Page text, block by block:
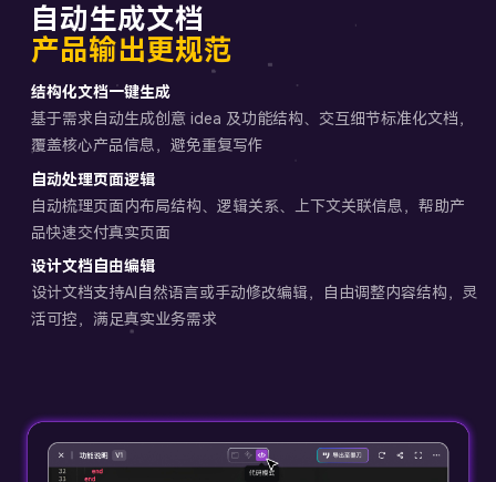
自动生成文档
产品输出更规范
结构化文档一键生成
基于需求自动生成创意 idea 及功能结构、交互细节标准化文档，
覆盖核心产品信息，避免重复写作
自动处理页面逻辑
自动梳理页面内布局结构、逻辑关系、上下文关联信息，帮助产
品快速交付真实页面
设计文档自由编辑
设计文档支持AI自然语言或手动修改编辑，自由调整内容结构，灵
活可控，满足真实业务需求